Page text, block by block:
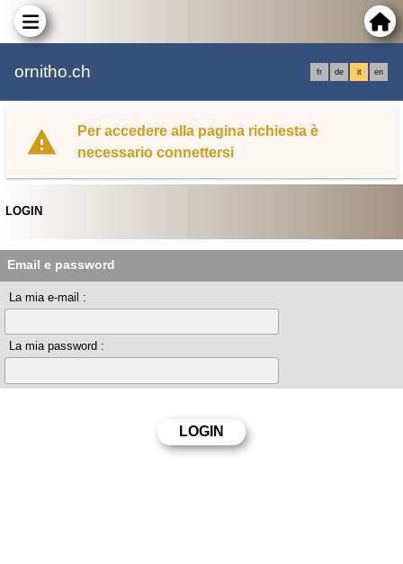
ornitho.ch fr de it en
Per accedere alla pagina richiesta è
necessario connettersi
LOGIN
Email e password
La mia e-mail :
La mia password :